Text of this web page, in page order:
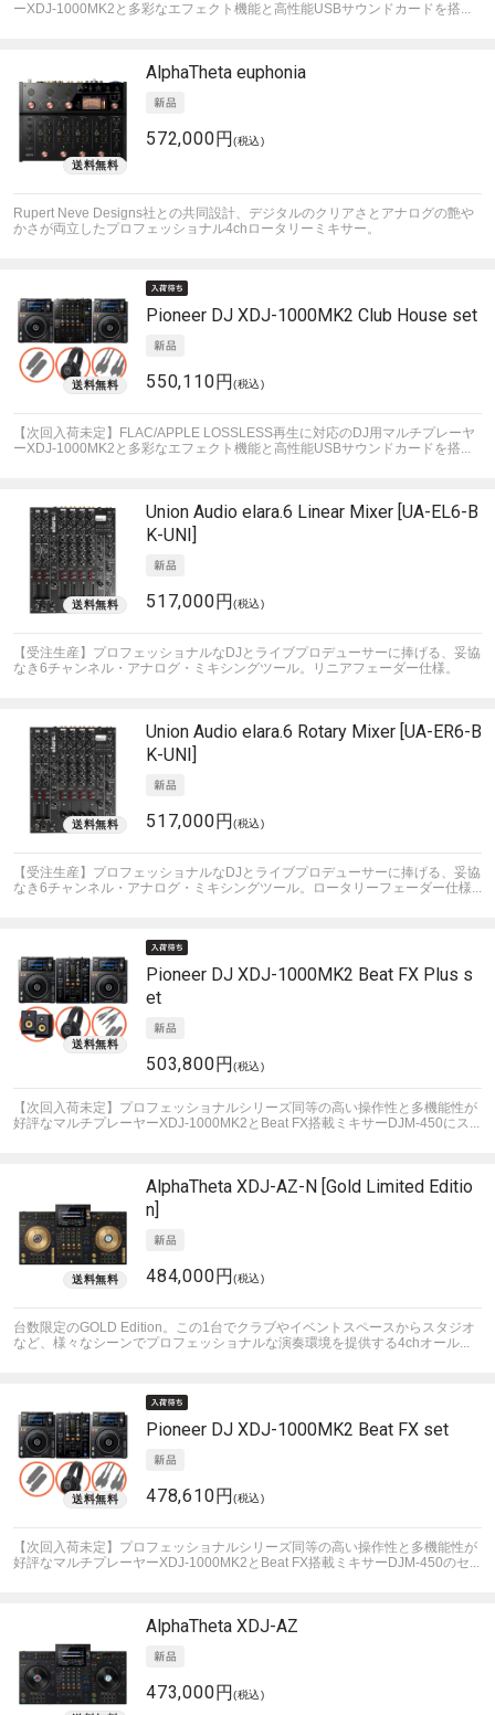
ーXDJ-1000MK2と多彩なエフェクト機能と高性能USBサウンドカードを搭...
AlphaTheta euphonia
572,000円(税込)
Rupert Neve Designs社との共同設計、デジタルのクリアさとアナログの艶や
かさが両立したプロフェッショナル4chロータリーミキサー。
Pioneer DJ XDJ-1000MK2 Club House set
550,110円(税込)
【次回入荷未定】FLAC/APPLE LOSSLESS再生に対応のDJ用マルチプレーヤ
ーXDJ-1000MK2と多彩なエフェクト機能と高性能USBサウンドカードを搭...
Union Audio elara.6 Linear Mixer [UA-EL6-B
K-UNI]
517,000円(税込)
【受注生産】プロフェッショナルなDJとライブプロデューサーに捧げる、妥協
なき6チャンネル・アナログ・ミキシングツール。リニアフェーダー仕様。
Union Audio elara.6 Rotary Mixer [UA-ER6-B
K-UNI]
517,000円(税込)
【受注生産】プロフェッショナルなDJとライブプロデューサーに捧げる、妥協
なき6チャンネル・アナログ・ミキシングツール。ロータリーフェーダー仕様...
Pioneer DJ XDJ-1000MK2 Beat FX Plus s
et
503,800円(税込)
【次回入荷未定】プロフェッショナルシリーズ同等の高い操作性と多機能性が
好評なマルチプレーヤーXDJ-1000MK2とBeat FX搭載ミキサーDJM-450にス...
AlphaTheta XDJ-AZ-N [Gold Limited Editio
n]
484,000円(税込)
台数限定のGOLD Edition。この1台でクラブやイベントスペースからスタジオ
など、様々なシーンでプロフェッショナルな演奏環境を提供する4chオール...
Pioneer DJ XDJ-1000MK2 Beat FX set
478,610円(税込)
【次回入荷未定】プロフェッショナルシリーズ同等の高い操作性と多機能性が
好評なマルチプレーヤーXDJ-1000MK2とBeat FX搭載ミキサーDJM-450のセ...
AlphaTheta XDJ-AZ
473,000円(税込)